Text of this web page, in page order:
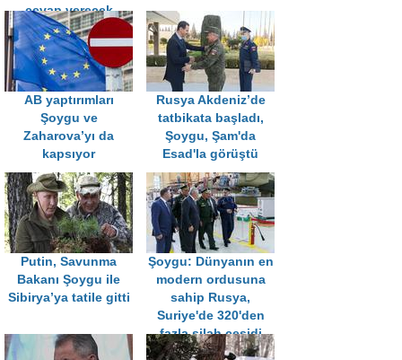
cevap verecek
AB yaptırımları
Şoygu ve
Zaharova’yı da
kapsıyor
Rusya Akdeniz’de
tatbikata başladı,
Şoygu, Şam'da
Esad'la görüştü
Putin, Savunma
Bakanı Şoygu ile
Sibirya’ya tatile gitti
Şoygu: Dünyanın en
modern ordusuna
sahip Rusya,
Suriye'de 320'den
fazla silah çeşidi
denedi